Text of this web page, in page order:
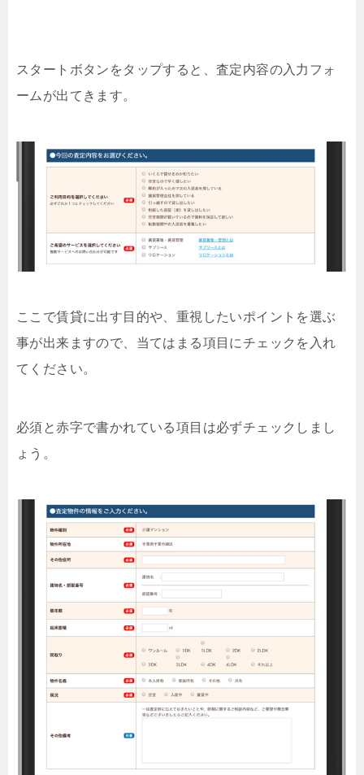
スタートボタンをタップすると、査定内容の入力フォ
ームが出てきます。
ここで賃貸に出す目的や、重視したいポイントを選ぶ
事が出来ますので、当てはまる項目にチェックを入れ
てください。
必須と赤字で書かれている項目は必ずチェックしまし
ょう。